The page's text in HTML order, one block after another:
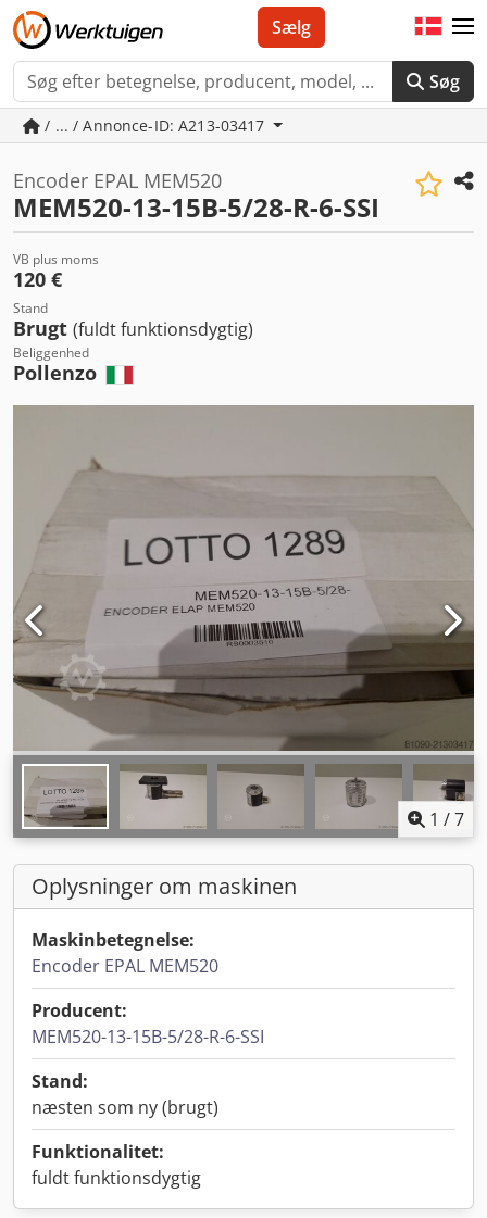
Søg
Sælg
/ ... / Annonce-ID: A213-03417
Encoder EPAL MEM520
MEM520-13-15B-5/28-R-6-SSI
VB plus moms
120 €
Stand
Brugt (fuldt funktionsdygtig)
Beliggenhed
Pollenzo
1 /7
Oplysninger om maskinen
Maskinbetegnelse:
Encoder EPAL MEM520
Producent:
MEM520-13-15B-5/28-R-6-SSI
Stand:
næsten som ny (brugt)
Funktionalitet:
fuldt funktionsdygtig